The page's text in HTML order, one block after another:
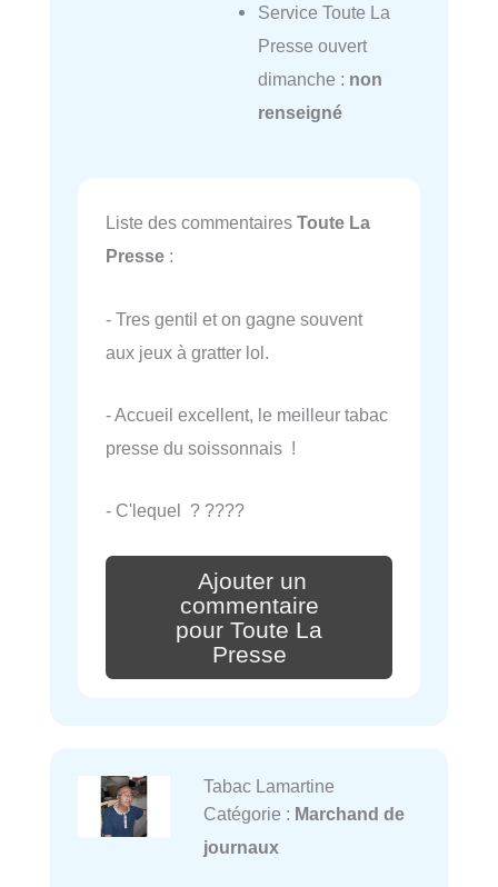
Service Toute La
Presse ouvert
dimanche : non
renseigné
Liste des commentaires Toute La
Presse :
- Tres gentil et on gagne souvent
aux jeux à gratter lol.
- Accueil excellent, le meilleur tabac
presse du soissonnais !
- C'lequel ? ????
Ajouter un
commentaire
pour Toute La
Presse
Tabac Lamartine
Catégorie : Marchand de
journaux